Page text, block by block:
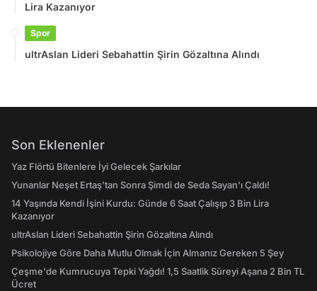
Lira Kazanıyor
Spor
ultrAslan Lideri Sebahattin Şirin Gözaltına Alındı
Son Eklenenler
Yaz Flörtü Bitenlere İyi Gelecek Şarkılar
Yunanlar Neşet Ertaş'tan Sonra Şimdi de Seda Sayan'ı Çaldı!
14 Yaşında Kendi İşini Kurdu: Günde 6 Saat Çalışıp 3 Bin Lira
Kazanıyor
ultrAslan Lideri Sebahattin Şirin Gözaltına Alındı
Psikolojiye Göre Daha Mutlu Olmak İçin Almanız Gereken 5 Şey
Çeşme'de Kumrucuya Tepki Yağdı! 1,5 Saatlik Süreyi Aşana 2 Bin TL
Ücret